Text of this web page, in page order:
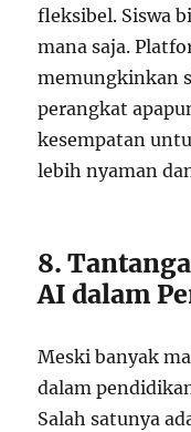
fleksibel. Siswa
mana saja.
memungkinkan
perangkat
kesempatan
lebih nyaman
8.
AI dalam
Meski banyak
dalam
Salah satunya